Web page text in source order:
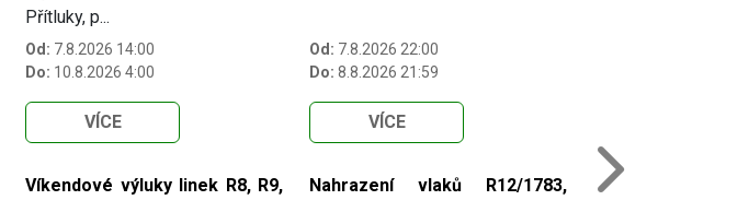
Přítluky, p...
Od: 7.8.2026 14:00
Do: 10.8.2026 4:00
VÍCE
Od: 7.8.2026 22:00
Do: 8.8.2026 21:59
VÍCE
Víkendové výluky linek R8, R9,
Nahrazení vlaků R12/1783,